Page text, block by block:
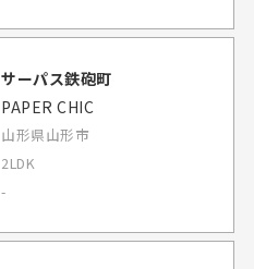
サーパス鉄砲町
PAPER CHIC
山形県山形市
2LDK
-